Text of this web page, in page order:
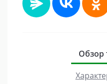
Обзор